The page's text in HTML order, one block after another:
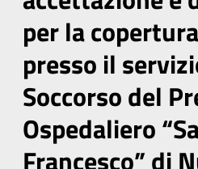
per la
presso il
Soccorso del
Ospedaliero
Francesco” di